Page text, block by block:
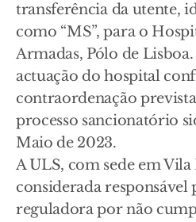
transferência da utente,
como “MS”, para o
Armadas, Pólo de Lisboa.
actuação do hospital
contraordenação
processo sancionatório
Maio de 2023.
A ULS, com sede em
considerada responsável
reguladora por não